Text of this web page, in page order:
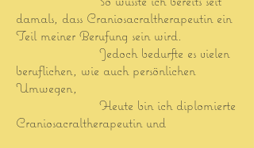
damals, dass Craniosacraltherapeutin ein
Teil meiner Berufung sein wird.
Jedoch bedurfte es vielen
beruflichen, wie auch persönlichen
Umwegen,
Heute bin ich diplomierte
Craniosacraltherapeutin und